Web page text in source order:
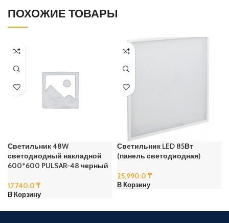
ПОХОЖИЕ ТОВАРЫ
Светильник 48W
светодиодный накладной
600*600 PULSAR-48 черный
17,740.0 ₸
В Корзину
Светильник LED 85Вт
(панель светодиодная)
25,990.0 ₸
В Корзину